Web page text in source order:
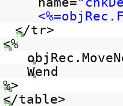
</tr>
<%
Wend
%>
</table>